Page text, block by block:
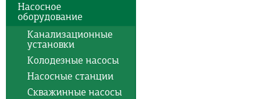
Насосное
оборудование
Канализационные
установки
Колодезные насосы
Насосные станции
Скважинные насосы